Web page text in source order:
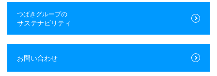
つばきグループの
サステナビリティ
お問い合わせ